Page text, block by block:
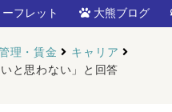
ーフレット 大熊ブログ
理・賃金
キャリア
と思わない」と回答